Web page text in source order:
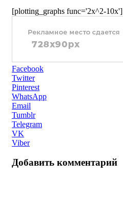
[plotting_graphs func='2x^2-10x']
Facebook
Twitter
Pinterest
WhatsApp
Email
Tumblr
Telegram
VK
Viber
Добавить комментарий